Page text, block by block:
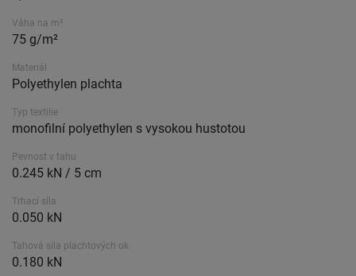
Váha na m²
75 g/m²
Materiál
Polyethylen plachta
Typ textilie
monofilní polyethylen s vysokou hustotou
Pevnost v tahu
0.245 kN / 5 cm
Trhací síla
0.050 kN
Tahová síla plachtových ok
0.180 kN